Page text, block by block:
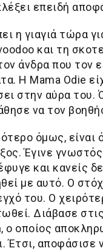
επειδή
η γιαγιά τώρα
και τη
άνδρα που τον
Η Mama Odie
στην αύρα του.
να τον
όμως, είναι
Έγινε
και κανείς
με αυτό. Ο
του. Ο
Διάβασε
ο οποίος
Έτσι, αποφάσισε